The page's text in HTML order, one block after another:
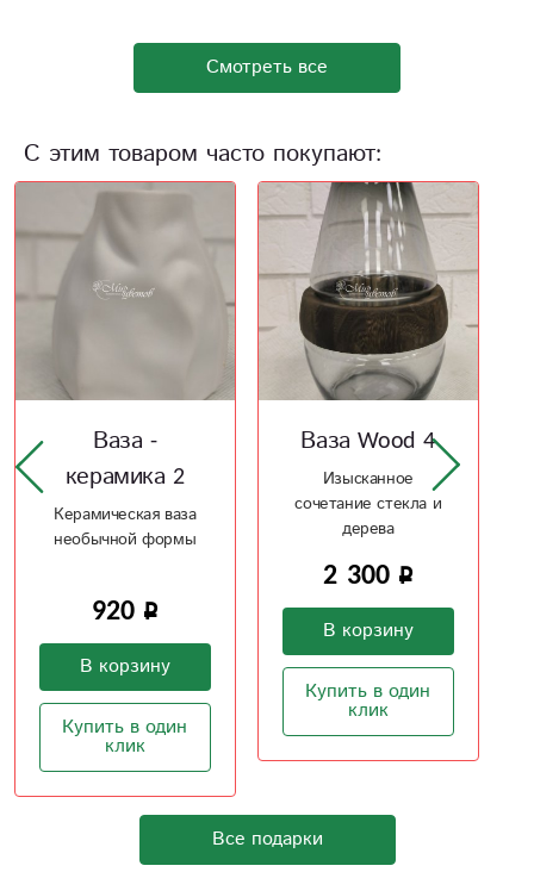
Смотреть все
С этим товаром часто покупают:
Ваза Wood 4
Изысканное
сочетание стекла и
дерева
Купить в один
клик
Шампусик для
Лапусика
Красивый, воздушный,
необычный букет для
особого случая
1 500
В корзину
Все подарки